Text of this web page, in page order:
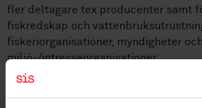
fler deltagare tex producenter samt
fiskredskap och
fiskeriorganisationer, myndigheter och
miljö-/intresseorganisationer.
More information about